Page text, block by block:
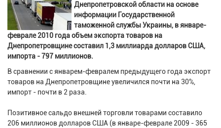
Днепропетровской области на основе
информации Государственной
таможенной службы Украины, в январе-
феврале 2010 года объем экспорта товаров на
Днепропетровщине составил 1,3 миллиарда долларов США,
импорта - 797 миллионов.
В сравнении с январем-февралем предыдущего года экспорт
товаров на Днепропетровщине увеличился почти на 30%,
импорт - почти в 2 раза.
Позитивное сальдо внешней торговли товарами составило
206 миллионов долларов США (в январе-феврале 2009 - 365